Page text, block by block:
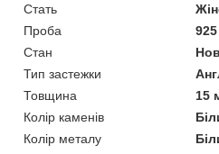
Стать
Проба
925
Стан
Тип застежки
Товщина
15
Колір каменів
Колір металу